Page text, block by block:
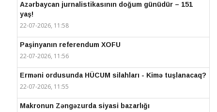
Azərbaycan jurnalistikasının doğum günüdür – 151
yaş!
22-07-2026, 11:58
Paşinyanın referendum XOFU
22-07-2026, 11:56
Erməni ordusunda HÜCUM silahları - Kimə tuşlanacaq?
22-07-2026, 11:55
Makronun Zəngəzurda siyasi bazarlığı